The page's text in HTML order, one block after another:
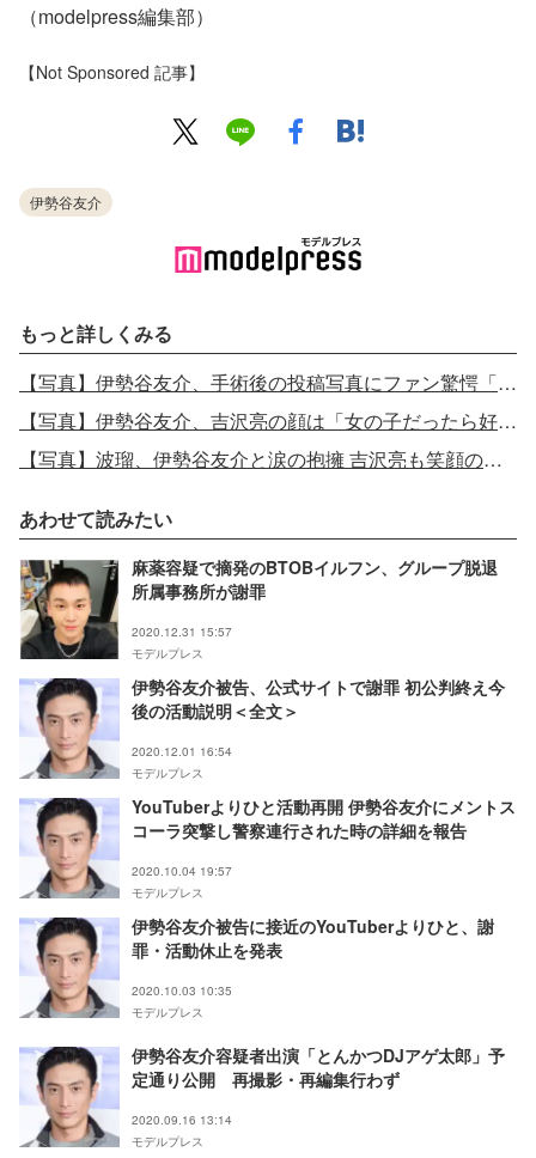
（modelpress編集部）
【Not Sponsored 記事】
伊勢谷友介
もっと詳しくみる
【写真】伊勢谷友介、手術後の投稿写真にファン驚愕「こんなのが体に入っていたなんて…」「考えただけで痛い」
【写真】伊勢谷友介、吉沢亮の顔は「女の子だったら好き」と告白
【写真】波瑠、伊勢谷友介と涙の抱擁 吉沢亮も笑顔の「サバイバル・ウェディング」クランクアップ
あわせて読みたい
麻薬容疑で摘発のBTOBイルフン、グループ脱退
所属事務所が謝罪
2020.12.31 15:57
モデルプレス
伊勢谷友介被告、公式サイトで謝罪 初公判終え今
後の活動説明＜全文＞
2020.12.01 16:54
モデルプレス
YouTuberよりひと活動再開 伊勢谷友介にメントス
コーラ突撃し警察連行された時の詳細を報告
2020.10.04 19:57
モデルプレス
伊勢谷友介被告に接近のYouTuberよりひと、謝
罪・活動休止を発表
2020.10.03 10:35
モデルプレス
伊勢谷友介容疑者出演「とんかつDJアゲ太郎」予
定通り公開 再撮影・再編集行わず
2020.09.16 13:14
モデルプレス